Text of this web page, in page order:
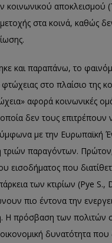
κοινωνικού αποκλεισμού
στα κοινά, καθώς
και παραπάνω, το
φτώχειας στο πλαίσιο της
αφορά κοινωνικές
δεν τους
με την Ευρωπαϊκή
τριών παραγόντων.
εισοδήματος που
των κτιρίων (Pye
πιο έντονα την
πρόσβαση των πολιτών
δυνατότητα